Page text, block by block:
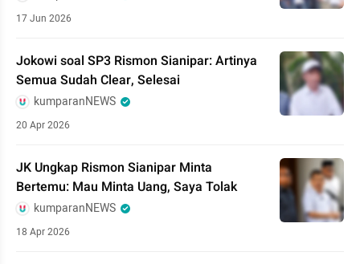
17 Jun 2026
Jokowi soal SP3 Rismon Sianipar: Artinya
Semua Sudah Clear, Selesai
kumparanNEWS
20 Apr 2026
JK Ungkap Rismon Sianipar Minta
Bertemu: Mau Minta Uang, Saya Tolak
kumparanNEWS
18 Apr 2026